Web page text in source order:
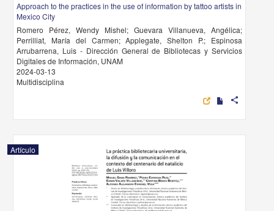
Approach to the practices in the use of information by tattoo artists in
Mexico City
Romero Pérez, Wendy Mishel; Guevara Villanueva, Angélica;
Perrilliat, María del Carmen; Applegate, Shelton P.; Espinosa
Arrubarrena, Luis - Dirección General de Bibliotecas y Servicios
Digitales de Información, UNAM
2024-03-13
Multidisciplina
share
Artículo